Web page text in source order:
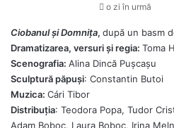
o zi în urmă
Ciobanul și Domnița, după un basm
Dramatizarea, versuri și regia: Toma
Scenografia: Alina Dincă Pușcașu
Sculptură păpuși: Constantin Butoi
Muzica: Cári Tibor
Distribuția: Teodora Popa, Tudor
Adam Boboc, Laura Boboc, Irina